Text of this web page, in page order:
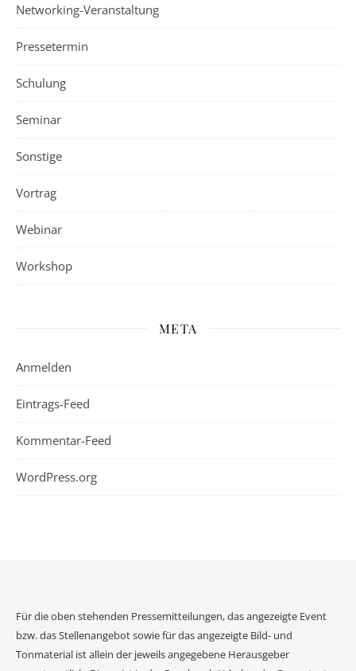
Networking-Veranstaltung
Pressetermin
Schulung
Seminar
Sonstige
Vortrag
Webinar
Workshop
META
Anmelden
Eintrags-Feed
Kommentar-Feed
WordPress.org
Für die oben stehenden Pressemitteilungen, das angezeigte Event
bzw. das Stellenangebot sowie für das angezeigte Bild- und
Tonmaterial ist allein der jeweils angegebene Herausgeber